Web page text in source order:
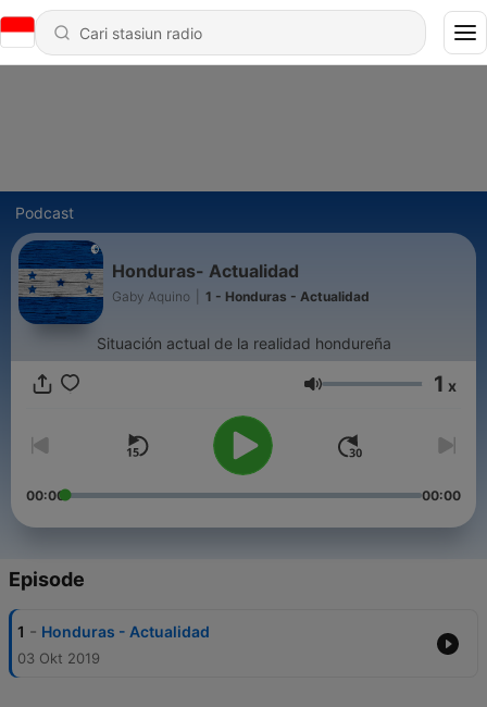
Podcast
Honduras- Actualidad
Gaby Aquino 1 - Honduras - Actualidad
Situación actual de la realidad hondureña
Volume 1 x
00:00 00:00
Episode
1 - Honduras - Actualidad
03 Okt 2019